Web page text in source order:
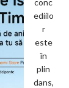
ediilo
r
este
în
plin
dans,